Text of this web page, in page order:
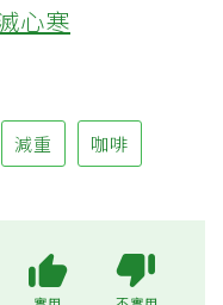
心寒
減重 咖啡